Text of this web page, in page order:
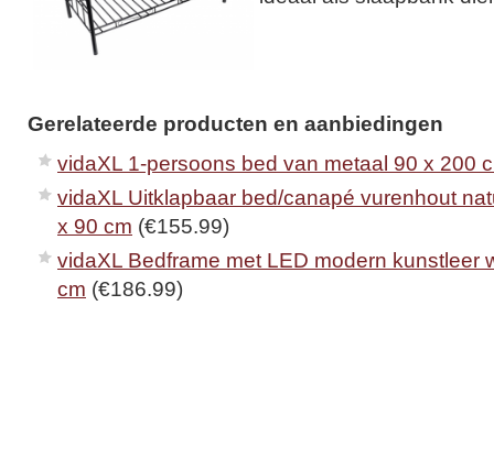
Gerelateerde producten en aanbiedingen
vidaXL 1-persoons bed van metaal 90 x 200
vidaXL Uitklapbaar bed/canapé vurenhout
x 90 cm (€155.99)
vidaXL Bedframe met LED modern kunstleer
cm (€186.99)